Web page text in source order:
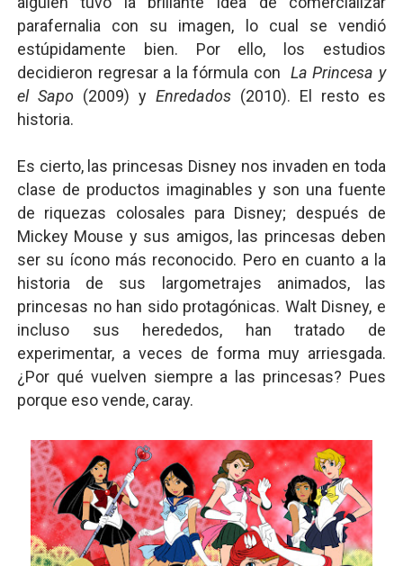
parafernalia con su imagen, lo cual se vendió
estúpidamente bien. Por ello, los estudios
decidieron regresar a la fórmula con La Princesa y
el Sapo(2009) y Enredados (2010). El resto es
historia.
Es cierto, las princesas Disney nos invaden en toda
clase de productos imaginables y son una fuente
de riquezas colosales para Disney; después de
Mickey Mouse y sus amigos, las princesas deben
ser su ícono más reconocido. Pero en cuanto a la
historia de sus largometrajes animados, las
princesas no han sido protagónicas. Walt Disney, e
incluso sus herededos, han tratado de
experimentar, a veces de forma muy arriesgada.
¿Por qué vuelven siempre a las princesas? Pues
porque eso vende, caray.